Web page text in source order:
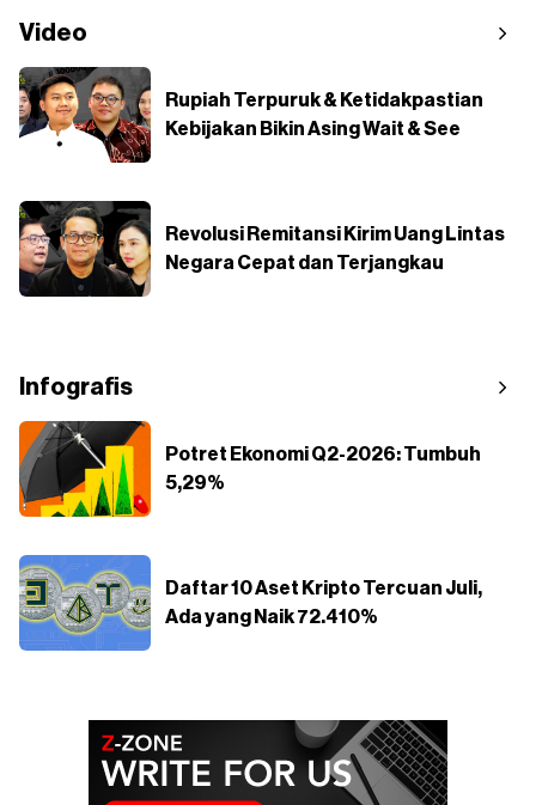
Video
Rupiah Terpuruk & Ketidakpastian
Kebijakan Bikin Asing Wait & See
Revolusi Remitansi Kirim Uang Lintas
Negara Cepat dan Terjangkau
Infografis
Potret Ekonomi Q2-2026: Tumbuh
5,29%
Daftar 10 Aset Kripto Tercuan Juli,
Ada yang Naik 72.410%